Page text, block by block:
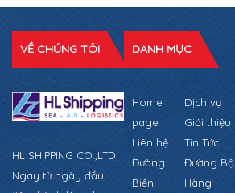
VỀ CHÚNG TÔI
HL SHIPPING CO.,LTD
Ngay từ ngày đầu
DANH MỤC
Home
page
Dịch vụ
Giới thiệu
Liên hệ
Tin Tức
Đường
Biển
Đường Bộ
Hàng